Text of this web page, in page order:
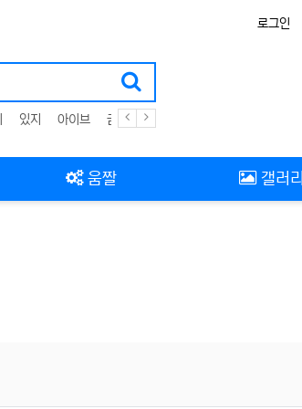
로그인
있지 아이브 금리
움짤 갤러리